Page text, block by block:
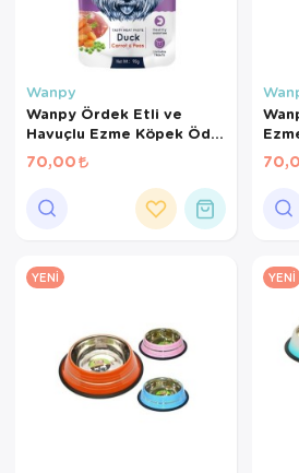
Wanpy
Wanpy Ördek Etli ve
Havuçlu Ezme Köpek Ödül
Maması 90 Gr
70,00
90
YENI YENI